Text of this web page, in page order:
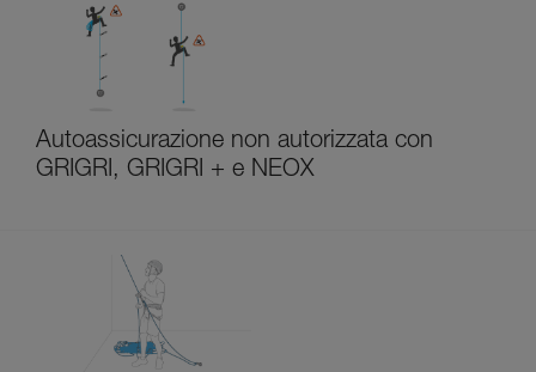
Autoassicurazione non autorizzata con
GRIGRI, GRIGRI + e NEOX